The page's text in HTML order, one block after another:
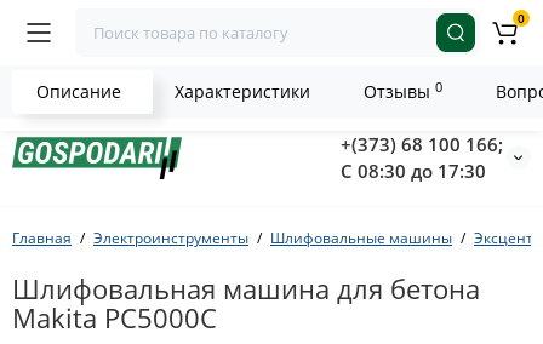
+(373) 68 100 166;
С 08:30 до 17:30
0
Главная Электроинструменты Шлифовальные машины
Шлифовальная машина для бетона
Makita PC5000C
Описание Характеристики Отзывы 0